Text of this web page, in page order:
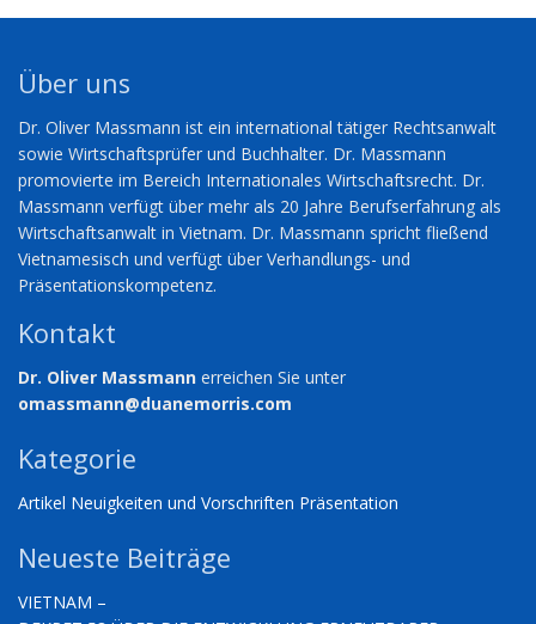
Über uns
Dr. Oliver Massmann ist ein international tätiger Rechtsanwalt
sowie Wirtschaftsprüfer und Buchhalter. Dr. Massmann
promovierte im Bereich Internationales Wirtschaftsrecht. Dr.
Massmann verfügt über mehr als 20 Jahre Berufserfahrung als
Wirtschaftsanwalt in Vietnam. Dr. Massmann spricht fließend
Vietnamesisch und verfügt über Verhandlungs- und
Präsentationskompetenz.
Kontakt
Dr. Oliver Massmann erreichen Sie unter
omassmann@duanemorris.com
Kategorie
Artikel Neuigkeiten und Vorschriften Präsentation
Neueste Beiträge
VIETNAM –